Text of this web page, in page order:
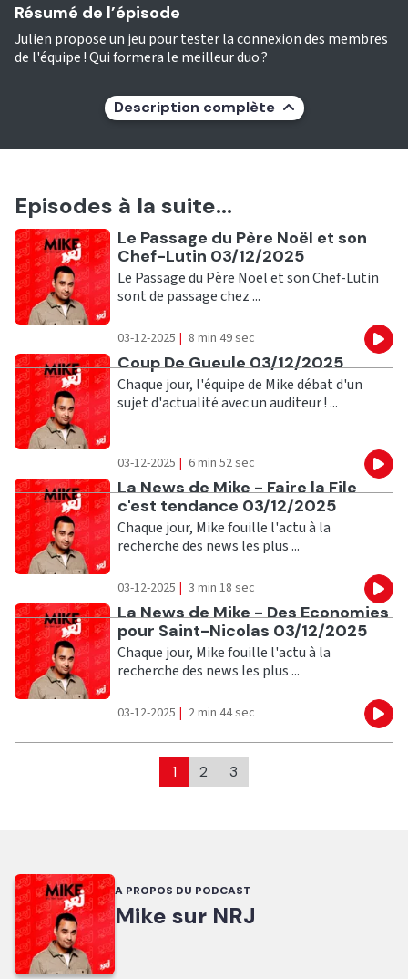
Résumé de l’épisode
Julien propose un jeu pour tester la connexion des membres
de l'équipe ! Qui formera le meilleur duo ?
Description complète
Episodes à la suite...
Ecouter
Le Passage du Père Noël et son
Chef-Lutin 03/12/2025
Le Passage du Père Noël et son Chef-Lutin
sont de passage chez ...
03-12-2025 | 8 min 49 sec
Ecouter
Coup De Gueule 03/12/2025
Chaque jour, l'équipe de Mike débat d'un
sujet d'actualité avec un auditeur ! ...
03-12-2025 | 6 min 52 sec
Ecouter
La News de Mike - Faire la File
c'est tendance 03/12/2025
Chaque jour, Mike fouille l'actu à la
recherche des news les plus ...
03-12-2025 | 3 min 18 sec
Ecouter
La News de Mike - Des Economies
pour Saint-Nicolas 03/12/2025
Chaque jour, Mike fouille l'actu à la
recherche des news les plus ...
03-12-2025 | 2 min 44 sec
1 2 3
A PROPOS DU PODCAST
Mike sur NRJ